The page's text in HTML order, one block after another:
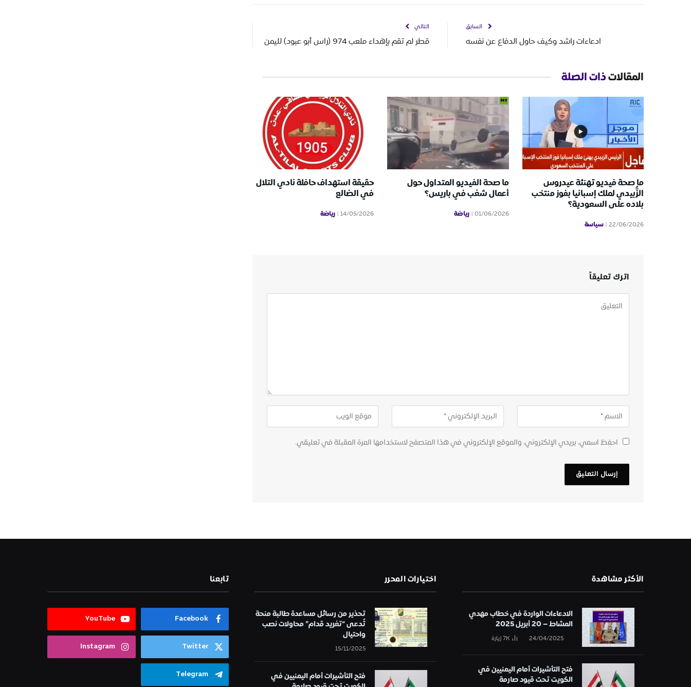
السابق
ادعاءات راشد وكيف حاول الدفاع عن نفسه
التالي
قطر لم تقم بإهداء ملعب 974 (راس أبو عبود) لليمن
المقالاتذات الصلة
ما صحة فيديو تهنئة عيدروس
الزُّبيدي لملك إسبانيا بفوز منتخب
بلاده على السعودية؟
22/06/2026 سياسة
ما صحة الفيديو المتداول حول
أعمال شغب في باريس؟
01/06/2026 رياضة
حقيقة استهداف حافلة نادي التلال
في الضالع
14/05/2026 رياضة
اترك تعليقاً
احفظ اسمي، بريدي الإلكتروني، والموقع الإلكتروني في هذا المتصفح لاستخدامها المرة المقبلة في تعليقي.
الأكثر مشاهدة
الادعاءات الواردة في خطاب مهدي
المشاط – 20 أبريل 2025
24/04/2025
7Kزيارة
فتح التأشيرات أمام اليمنيين في
الكويت تحت قيود صارمة
اختيارات المحرر
تحذير من رسائل مساعدة طالبة منحة
تُدعى “تغريد قدام” محاولات نصب
واحتيال
15/11/2025
فتح التأشيرات أمام اليمنيين في
تابعنا
Facebook
YouTube
Twitter
Instagram
Telegram